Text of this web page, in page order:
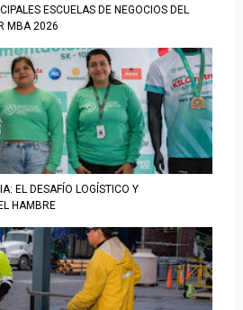
ESCUELAS DE NEGOCIOS DEL
MBA 2026
EL DESAFÍO LOGÍSTICO Y
HAMBRE